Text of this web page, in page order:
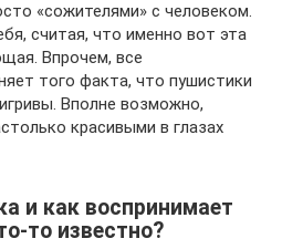
«сожителями» с человеком.
считая, что именно вот эта
Впрочем, все
того факта, что пушистики
Вполне возможно,
красивыми в глазах
и как воспринимает
то известно?